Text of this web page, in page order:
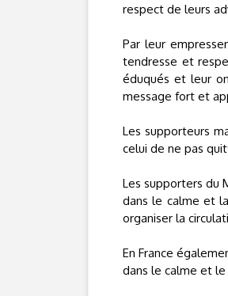
respect de leurs
Par leur
tendresse et
éduqués et leur
message fort et
Les supporteurs
celui de ne pas
Les supporters du
dans le calme et
organiser la
En France
dans le calme et